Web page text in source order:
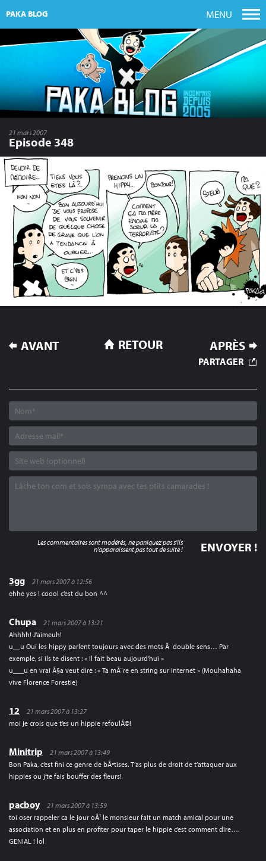
PAKA BLOG MENU
21 mars 2007
Episode 348
NAVIGATION
DE
AVANT APRÈS
RETOUR
PARTAGER
3gg
21 mars 2007 à 12:56
ehhe yes ! coool c’est du bon ^^
Chupa
21 mars 2007 à 13:21
Ahhhh! J’aimeuh!
u__u Oui les hippy parlent toujours avec des mots Ã double sens… Par
exemple, si ils te disent : « Il fait beau aujourd’hui »
u___u en vrai Ã§a veut dire : « Ta mÃ¨re en string sur internet » (Mouhahaha
vive Florence Forestie)
12
21 mars 2007 à 13:27
moi je crois que t’es un hippie refoulÃ©!
Minitrip
21 mars 2007 à 13:49
Bon Paka, c’est fini ce genre de bÃªtises. T’as plus de droit de t’attaquer aux
hippies ou j’te fais bouffer des fleurs!
pacboy
21 mars 2007 à 13:59
toi oser rappeler ca le jour oÃ¹ le monsieur fait un match amical pour une
association et en plus en profiter pour taper le hippie c’est comment dire….
GENIAL ! lol
Les commentaires sont modérés, ne paniquez pas s'ils
n'apparaissent pas tout de suite !